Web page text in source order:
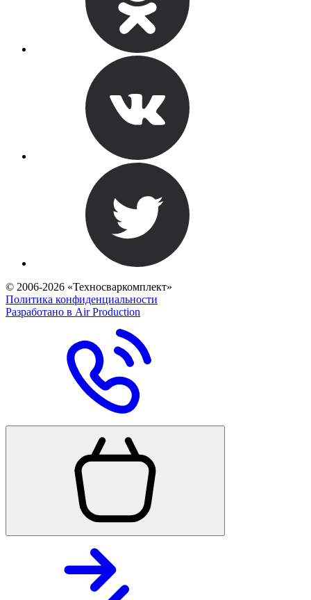
© 2006-2026 «Техносваркомплект»
Политика конфиденциальности
Разработано в Air Production